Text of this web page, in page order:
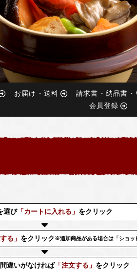
お届け・送料 請求書・納品書・
会員登録
選び「カートに入れる」 をクリック
る」 をクリック ※追加商品がある場合は「ショッ
違いがなければ「注文する」 をクリック